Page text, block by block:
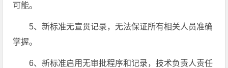
可能。
5、新标准无宣贯记录，无法保证所有相关人员准确
掌握。
6、新标准启用无审批程序和记录，技术负责人责任